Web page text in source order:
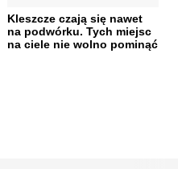
Kleszcze czają się nawet
na podwórku. Tych miejsc
na ciele nie wolno pominąć